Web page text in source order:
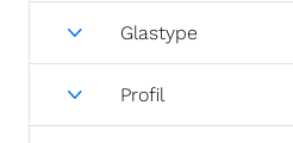
Glastype
Profil